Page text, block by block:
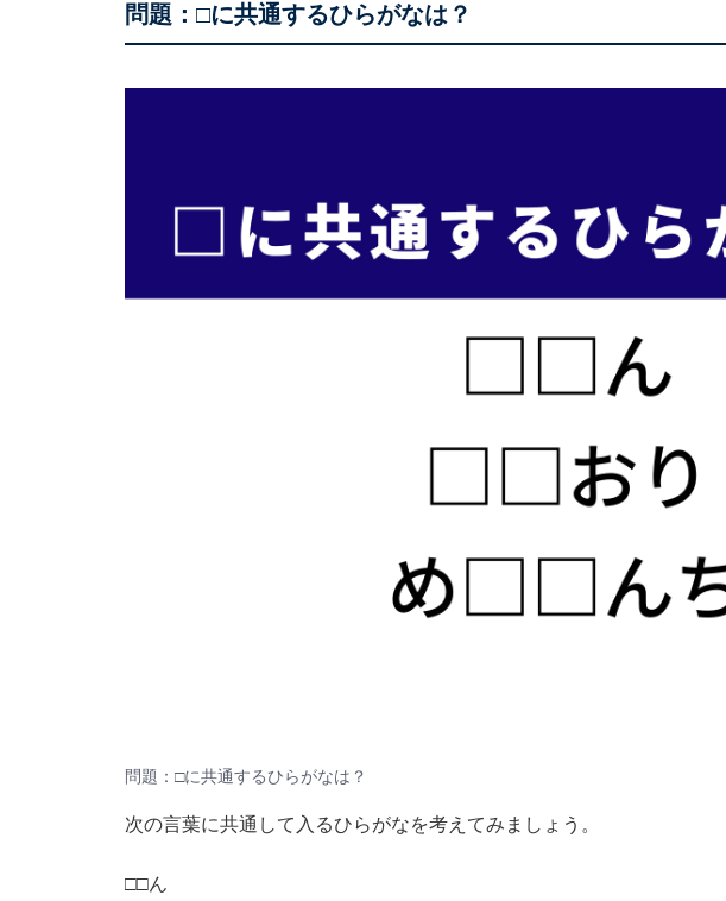
問題：□に共通するひらがなは？
問題：□に共通するひらがなは？
次の言葉に共通して入るひらがなを考えてみましょう。
□□ん